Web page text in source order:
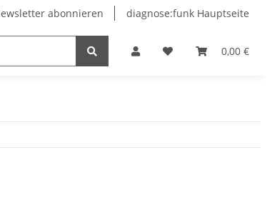
abonnieren diagnose:funk Hauptseite
0,00 €